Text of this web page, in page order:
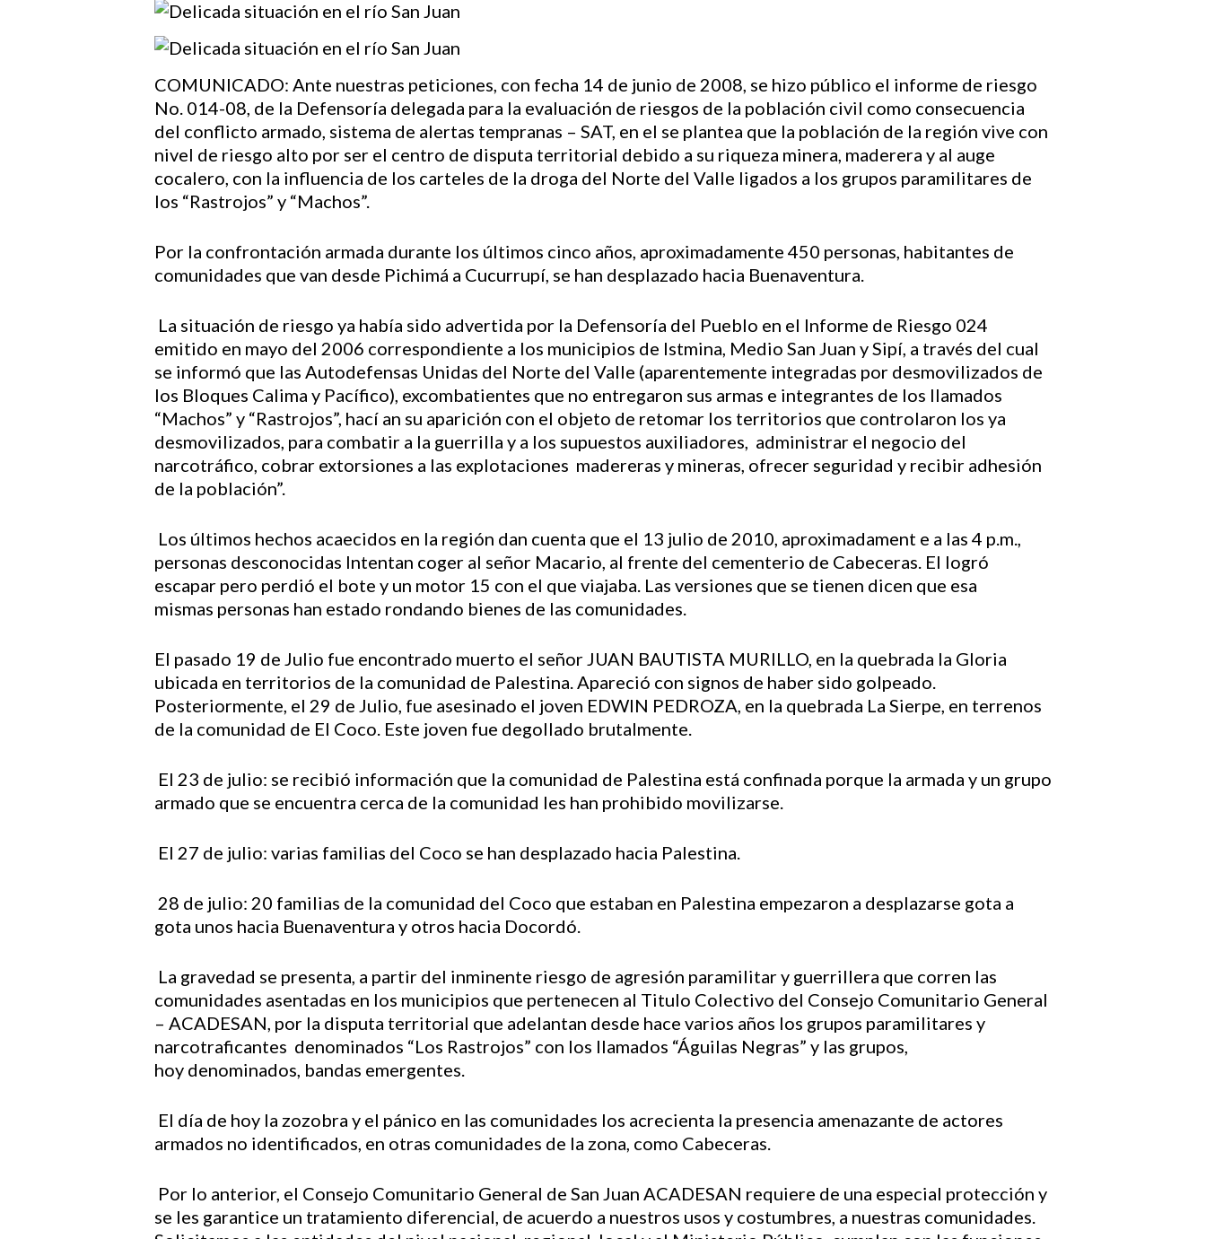
Hit enter to search or ESC to close
COMUNICADO: Ante nuestras peticiones, con fecha 14 de junio de 2008, se hizo público el informe de riesgo
No. 014-08, de la Defensoría delegada para la evaluación de riesgos de la población civil como consecuencia
del conflicto armado, sistema de alertas tempranas – SAT, en el se plantea que la población de la región vive con
nivel de riesgo alto por ser el centro de disputa territorial debido a su riqueza minera, maderera y al auge
cocalero, con la influencia de los carteles de la droga del Norte del Valle ligados a los grupos paramilitares de
los “Rastrojos” y “Machos”.
Por la confrontación armada durante los últimos cinco años, aproximadamente 450 personas, habitantes de
comunidades que van desde Pichimá a Cucurrupí, se han desplazado hacia Buenaventura.
La situación de riesgo ya había sido advertida por la Defensoría del Pueblo en el Informe de Riesgo 024
emitido en mayo del 2006 correspondiente a los municipios de Istmina, Medio San Juan y Sipí, a través del cual
se informó que las Autodefensas Unidas del Norte del Valle (aparentemente integradas por desmovilizados de
los Bloques Calima y Pacífico), excombatientes que no entregaron sus armas e integrantes de los llamados
“Machos” y “Rastrojos”, hací an su aparición con el objeto de retomar los territorios que controlaron los ya
desmovilizados, para combatir a la guerrilla y a los supuestos auxiliadores, administrar el negocio del
narcotráfico, cobrar extorsiones a las explotaciones madereras y mineras, ofrecer seguridad y recibir adhesión
de la población”.
Los últimos hechos acaecidos en la región dan cuenta que el 13 julio de 2010, aproximadament e a las 4 p.m.,
personas desconocidas Intentan coger al señor Macario, al frente del cementerio de Cabeceras. El logró
escapar pero perdió el bote y un motor 15 con el que viajaba. Las versiones que se tienen dicen que esa
mismas personas han estado rondando bienes de las comunidades.
El pasado 19 de Julio fue encontrado muerto el señor JUAN BAUTISTA MURILLO, en la quebrada la Gloria
ubicada en territorios de la comunidad de Palestina. Apareció con signos de haber sido golpeado.
Posteriormente, el 29 de Julio, fue asesinado el joven EDWIN PEDROZA, en la quebrada La Sierpe, en terrenos
de la comunidad de El Coco. Este joven fue degollado brutalmente.
El 23 de julio: se recibió información que la comunidad de Palestina está confinada porque la armada y un grupo
armado que se encuentra cerca de la comunidad les han prohibido movilizarse.
El 27 de julio: varias familias del Coco se han desplazado hacia Palestina.
28 de julio: 20 familias de la comunidad del Coco que estaban en Palestina empezaron a desplazarse gota a
gota unos hacia Buenaventura y otros hacia Docordó.
La gravedad se presenta, a partir del inminente riesgo de agresión paramilitar y guerrillera que corren las
comunidades asentadas en los municipios que pertenecen al Titulo Colectivo del Consejo Comunitario General
– ACADESAN, por la disputa territorial que adelantan desde hace varios años los grupos paramilitares y
narcotraficantes denominados “Los Rastrojos” con los llamados “Águilas Negras” y las grupos,
hoy denominados, bandas emergentes.
El día de hoy la zozobra y el pánico en las comunidades los acrecienta la presencia amenazante de actores
armados no identificados, en otras comunidades de la zona, como Cabeceras.
Por lo anterior, el Consejo Comunitario General de San Juan ACADESAN requiere de una especial protección y
se les garantice un tratamiento diferencial, de acuerdo a nuestros usos y costumbres, a nuestras comunidades.